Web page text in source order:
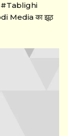
#Tablighi
Media का झूठ